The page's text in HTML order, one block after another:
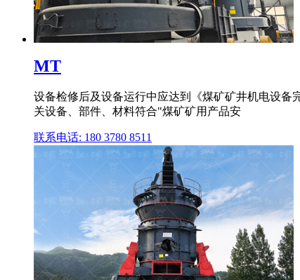
MT
设备检修后及设备运行中应达到《煤矿矿井机电设
关设备、部件、材料符合"煤矿矿用产品安
联系电话: 180 3780 8511